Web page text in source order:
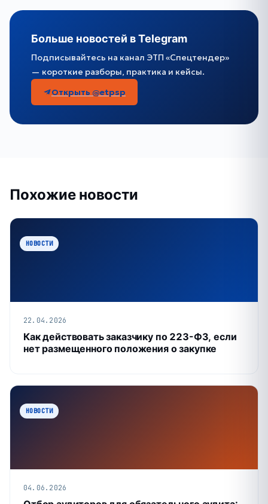
Больше новостей в Telegram
Подписывайтесь на канал ЭТП «Спецтендер»
— короткие разборы, практика и кейсы.
Открыть @etpsp
Похожие новости
НОВОСТИ
22.04.2026
Как действовать заказчику по 223-ФЗ, если
нет размещенного положения о закупке
НОВОСТИ
04.06.2026